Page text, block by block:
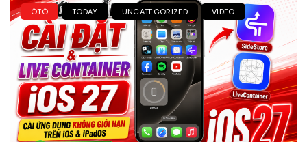
ÔTÔ TODAY UNCATEGORIZED VIDEO